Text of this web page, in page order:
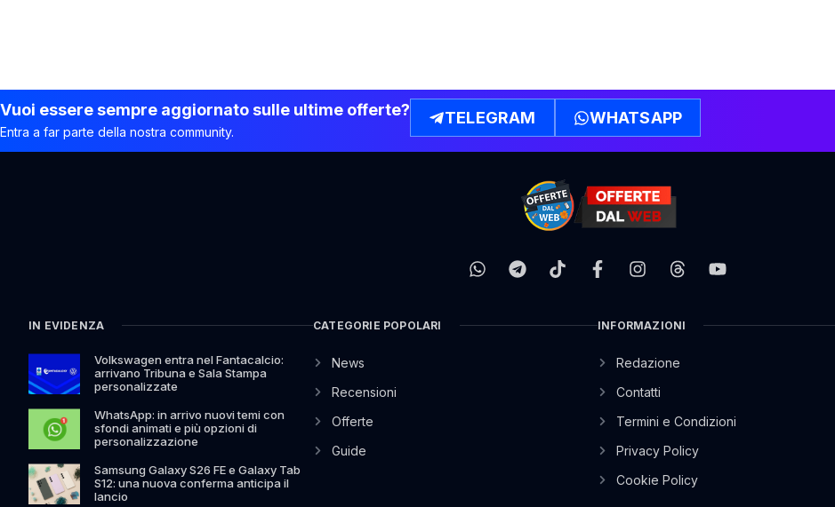
Vuoi essere sempre aggiornato sulle ultime offerte?
Entra a far parte della nostra community.
TELEGRAM WHATSAPP
IN EVIDENZA
Volkswagen entra nel Fantacalcio:
arrivano Tribuna e Sala Stampa
personalizzate
WhatsApp: in arrivo nuovi temi con
sfondi animati e più opzioni di
personalizzazione
Samsung Galaxy S26 FE e Galaxy Tab
S12: una nuova conferma anticipa il
lancio
CATEGORIE POPOLARI
News
Recensioni
Offerte
Guide
INFORMAZIONI
Redazione
Contatti
Termini e Condizioni
Privacy Policy
Cookie Policy